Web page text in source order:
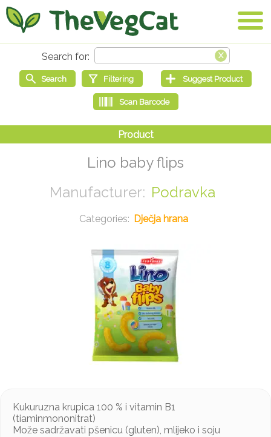
Lino baby flips
Podravka
Dječja hrana
Kukuruzna krupica 100 % i vitamin B1
(tiaminmononitrat)
Može sadržavati pšenicu (gluten), mlijeko i soju